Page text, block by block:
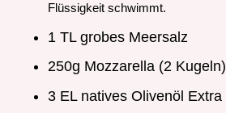
Flüssigkeit schwimmt.
1 TL grobes Meersalz
250g Mozzarella (2 Kugeln)
3 EL natives Olivenöl Extra